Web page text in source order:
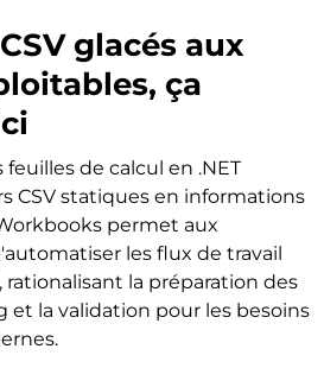
glacés aux
ça
de calcul en .NET
CSV statiques en informations
permet aux
les flux de travail
rationalisant la préparation des
et la validation pour les besoins